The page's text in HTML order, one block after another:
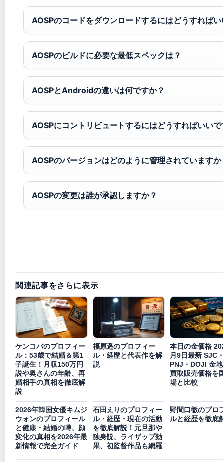
AOSPのコードをダウンロードするにはどうすれば
AOSPのビルドに必要な最低スペックは？
AOSPとAndroidの違いは何ですか？
AOSPにコントリビュートするにはどうすればいい
AOSPのバージョンはどのように管理されていますか
AOSPの変更は誰が承認しますか？
関連記事をさらに表示
ケンコバのプロフィー
ル：53歳で結婚＆第1
子誕生！月収150万円
説や奥さんの年齢、再
婚相手の真相を徹底解
説
福原遥のプロフィー
ル・経歴と代表作を解
説
本日の金価格
月9日最新 SJC
PNJ・DOJI 金
買取販売価格を
場と比較
2026年韓国女優キムジ
ウォンのプロフィール
と健康・結婚の噂、顔
変化の真相を2026年最
新情報で完全ガイド
石田えりのプロフィー
ル・経歴・現在の活動
を徹底解説！元旦那や
独身説、ライザップ効
果、初監督作品も網羅
野間口徹のプロ
ルと経歴を徹底